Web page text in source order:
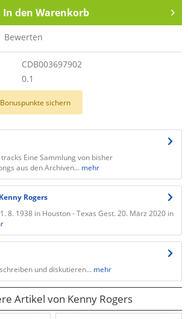
In den Warenkorb
Bewerten
CDB003697902
0.1
Bonuspunkte sichern
Eine Sammlung von bisher
aus den Archiven... mehr
Rogers
8. 1938 in Houston - Texas Gest. 20. März 2020 in
und diskutieren... mehr
Artikel von Kenny Rogers